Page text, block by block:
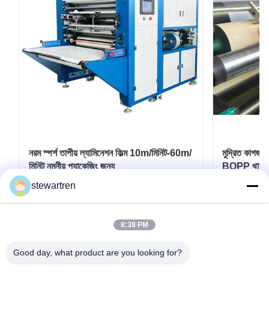
নরম স্পর্শ তাপীয় ল্যামিনেশন ফিল্ম 10m/মিনিট-60m/
মিনিট নমনীয় প্যাকেজিং জন্য
মুদ্রিত কাগজ
BOPP থার্মাল
stewartren
8:38 PM
Good day, what product are you looking for?